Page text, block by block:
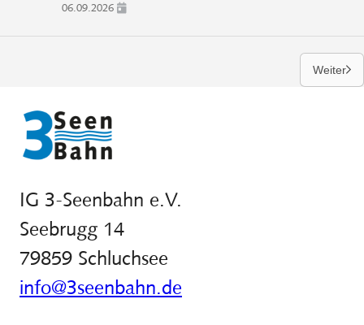
06.09.2026
Weiter
IG 3-Seenbahn e.V.
Seebrugg 14
79859 Schluchsee
info@3seenbahn.de